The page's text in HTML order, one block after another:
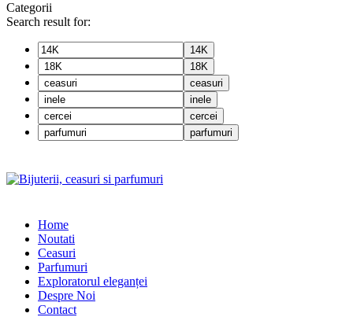
Categorii
Search result for:
14K
18K
ceasuri
inele
cercei
parfumuri
Home
Noutati
Ceasuri
Parfumuri
Exploratorul eleganței
Despre Noi
Contact